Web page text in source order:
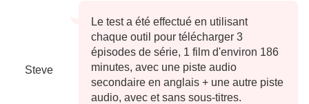
Steve
Le test a été effectué en utilisant
chaque outil pour télécharger 3
épisodes de série, 1 film d'environ 186
minutes, avec une piste audio
secondaire en anglais + une autre piste
audio, avec et sans sous-titres.